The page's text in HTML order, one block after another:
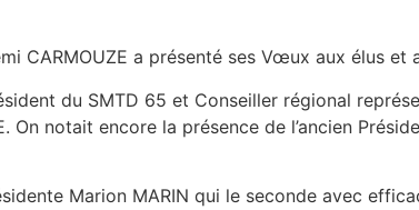
CARMOUZE a présenté ses Vœux aux élus et
du SMTD 65 et Conseiller régional
On notait encore la présence de l’ancien
Marion MARIN qui le seconde avec